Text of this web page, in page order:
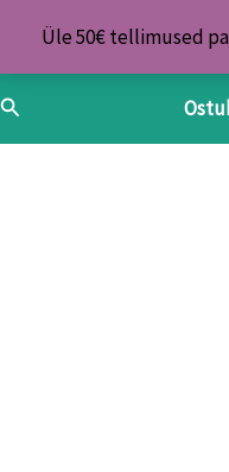
Üle 50€ tellimused
content
Search